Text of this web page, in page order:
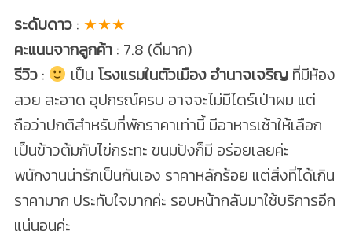
ระดับดาว: ★★★
คะแนนจากลูกค้า: 7.8 (ดีมาก)
รีวิว: เป็น โรงแรมในตัวเมือง อำนาจเจริญที่มีห้อง
สวย สะอาด อุปกรณ์ครบ อาจจะไม่มีไดร์เป่าผม แต่
ถือว่าปกติสำหรับที่พักราคาเท่านี้ มีอาหารเช้าให้เลือก
เป็นข้าวต้มกับไข่กระทะ ขนมปังก็มี อร่อยเลยค่ะ
พนักงานน่ารักเป็นกันเอง ราคาหลักร้อย แต่สิ่งที่ได้เกิน
ราคามาก ประทับใจมากค่ะ รอบหน้ากลับมาใช้บริการอีก
แน่นอนค่ะ